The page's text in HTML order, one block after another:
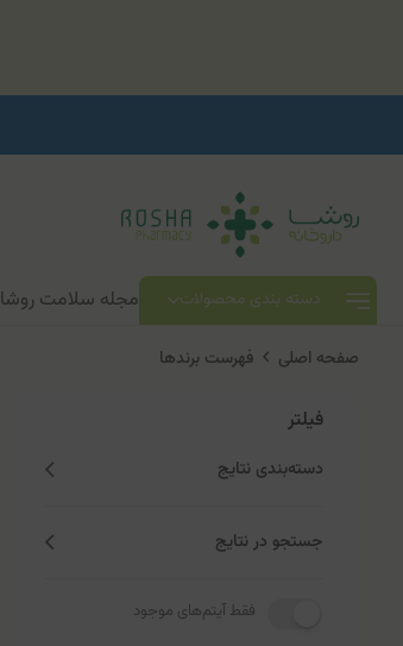
دسته بندی محصولات مجله سلامت روشا
صفحه اصلی فهرست برندها
فیلتر
دسته‌بندی نتایج
جستجو در نتایج
فقط آیتم‌های موجود